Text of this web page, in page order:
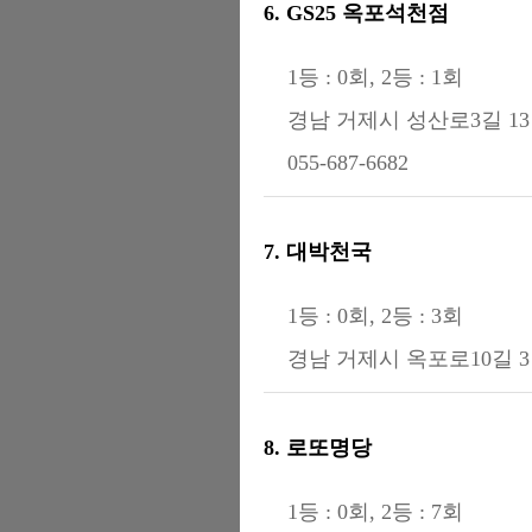
6. GS25 옥포석천점
1등 : 0회, 2등 : 1회
경남 거제시 성산로3길 13
055-687-6682
7. 대박천국
1등 : 0회, 2등 : 3회
경남 거제시 옥포로10길
8. 로또명당
1등 : 0회, 2등 : 7회